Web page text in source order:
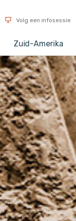
Volg een infosessie
Zuid-Amerika